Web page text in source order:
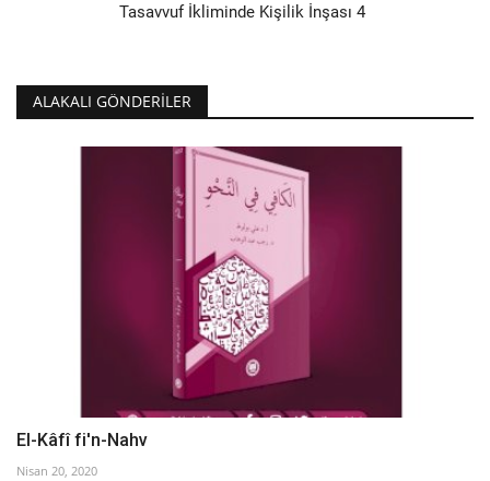
Tasavvuf İkliminde Kişilik İnşası 4
ALAKALI GÖNDERILER
El-Kâfî fi'n-Nahv
Nisan 20, 2020